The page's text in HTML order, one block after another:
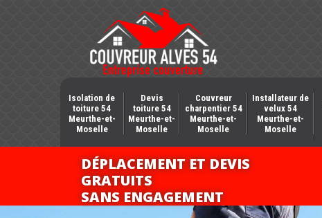
Isolation de
toiture 54
Meurthe-et-
Moselle
Devis
toiture 54
Meurthe-et-
Moselle
Couvreur
charpentier 54
Meurthe-et-
Moselle
Installateur de
velux 54
Meurthe-et-
Moselle
DÉPLACEMENT ET DEVIS
GRATUITS
SANS ENGAGEMENT